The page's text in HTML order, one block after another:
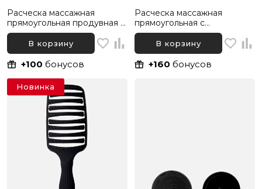
Расческа массажная
прямоугольная продувная с
нейлоновой щетиной 8
рядов BRUAR FLEXY
В корзину
+100 бонусов
Расческа массажная
прямоугольная с
нейлоновыми зубчиками 11
рядов BRUAR SOFT
DETANGLE
В корзину
+160 бонусов
Новинка